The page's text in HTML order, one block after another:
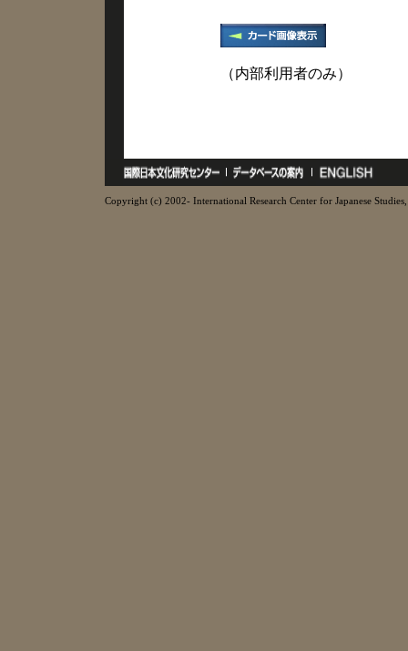
（内部利用者のみ）
Copyright (c) 2002- International Research Center for Japanese